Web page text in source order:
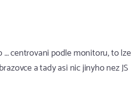
... centrovani podle monitoru, to lze
a tady asi nic jinyho nez JS